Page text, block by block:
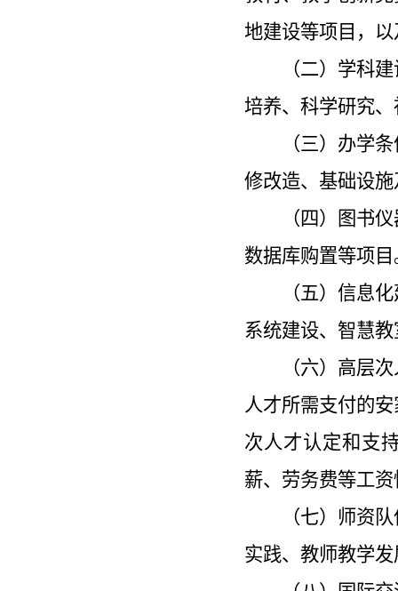
地建设等项目，
（二）学科
培养、科学研究
（三）办学
修改造、基础设
（四）图书
数据库购置等项目
（五）信息
系统建设、智慧
（六）高层
人才所需支付的
次人才认定和支
薪、劳务费等工
（七）师资
实践、教师教学